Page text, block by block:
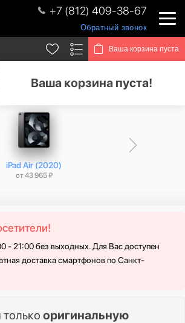
+7 (812) 409-38-67
Обратный звонок
Ваша корзина пуста
Ваша корзина пуста!
iPad Air (2020)
от 43 965 ₽
- 21:00 без выходных. Для Вас доступен
доставка смартфонов по Санкт-
оригинальную